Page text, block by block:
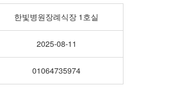
한빛병원장례식장 1호실
2025-08-11
01064735974